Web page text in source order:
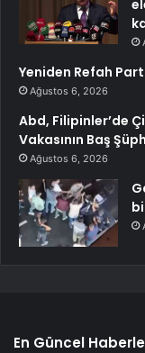
Yeniden Refah
Ağustos 6, 2026
Abd, Filipinler’de
Vakasının Baş
Ağustos 6, 2026
En Güncel